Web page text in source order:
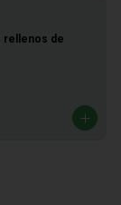
rellenos de